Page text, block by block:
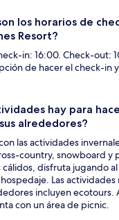
los horarios de
Resort?
in: 16:00. Check-out:
de hacer el check-in
hay para
alrededores?
las actividades
country, snowboard y
cálidos, disfruta jugando
Las actividades
incluyen ecotours.
con un área de picnic.